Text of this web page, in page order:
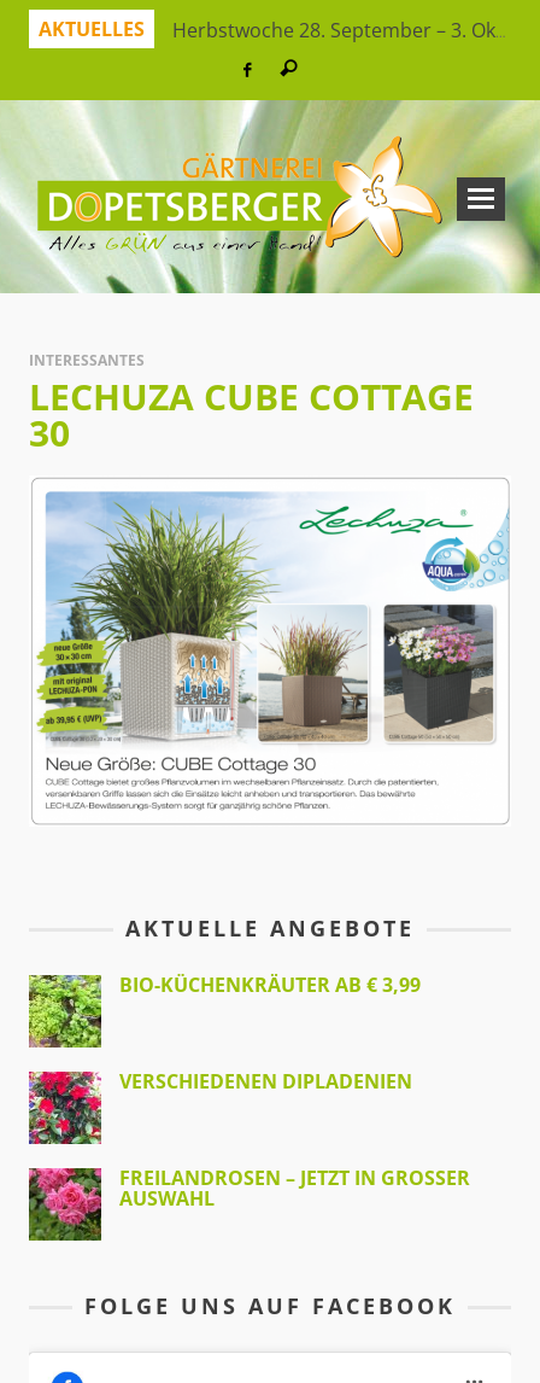
AKTUELLES Herbstwoche 28. September – 3. Oktober
Herbstzeit ist Pflanzzeit!
Jetzt sparen mit unserer App
Hitzeresistente Pflanzen für unsere Gärten
Virtueller Rundgang in der Erlebnisgärtnerei
So bleibt Ihr grünes Paradies gesund und schön
Workshop Herbststrauß
INTERESSANTES
LECHUZA CUBE COTTAGE
30
AKTUELLE ANGEBOTE
BIO-KÜCHENKRÄUTER AB € 3,99
VERSCHIEDENEN DIPLADENIEN
FREILANDROSEN – JETZT IN GROSSER A
USWAHL
FOLGE UNS AUF FACEBOOK